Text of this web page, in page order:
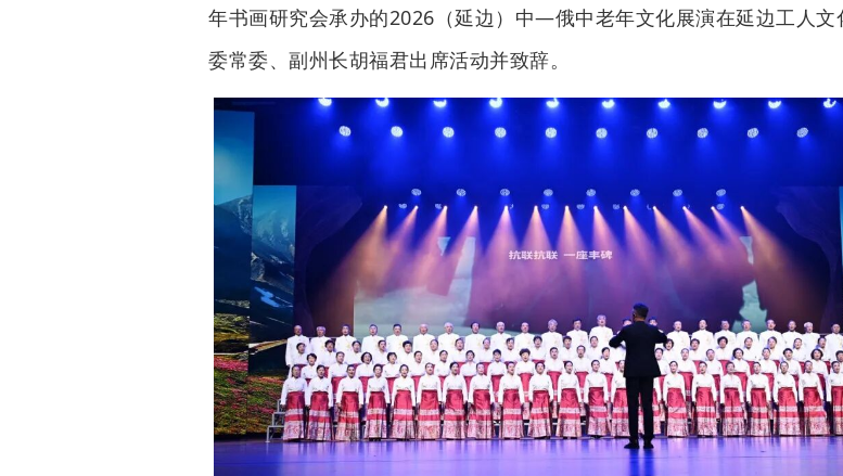
年书画研究会承办的2026（延边）中—俄中老年文化展演在延边工人文
委常委、副州长胡福君出席活动并致辞。